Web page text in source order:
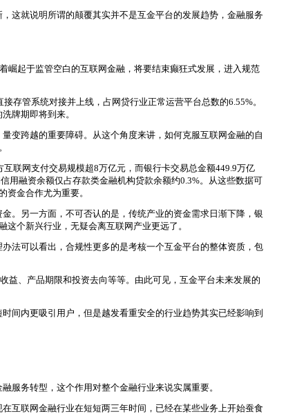
这就说明所谓的颠覆其实并不是互金平台的发展趋势，金融服务
起于监管空白的互联网金融，将要结束癫狂式发展，进入规范
管系统对接并上线，占网贷行业正常运营平台总数的6.55%。
牌期即将到来。
跨越的重要障碍。从这个角度来讲，如何克服互联网金融的自
联网支付交易规模超8万亿元，而银行卡交易总金额449.9万亿
用融资余额仅占存款类金融机构贷款余额约0.3%。从这些数据可
金合作尤为重要。
另一方面，不可否认的是，传统产业的资金需求日渐下降，银
个新兴行业，无疑会离互联网产业更远了。
法可以看出，合规性更多的是考核一个互金平台的整体资质，包
、产品期限和投资去向等等。由此可见，互金平台未来发展的
内更吸引用户，但是越发看重安全的行业趋势其实已经影响到
务转型，这个作用对整个金融行业来说实属重要。
互联网金融行业在短短两三年时间，已经在某些业务上开始蚕食